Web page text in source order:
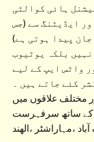
ہائی کوالٹی
ایڈیٹنگ سے (جس
پیدا ہوتی ہے)
بلکہ یوٹیوب
واٹس ایپ کے لیے
کئے جاتے ہیں ۔
مختلف علاقوں میں
کے ساتھ سرفہرست
،مہاراشٹر ،الھند